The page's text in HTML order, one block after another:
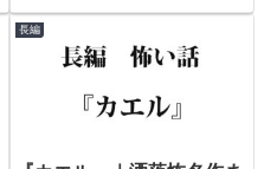
長編